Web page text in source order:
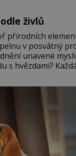
živlů
přírodních
v posvátný
unavené
s hvězdami?
naší
Berana,
neutuchající elán.